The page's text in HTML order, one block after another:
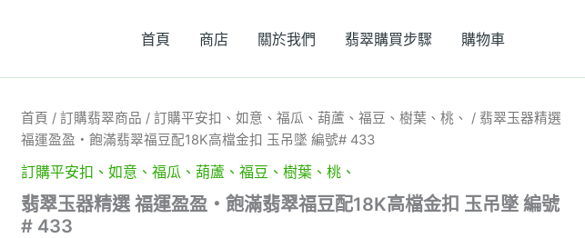
首頁 商店 關於我們 翡翠購買步驟 購物車
首頁 /訂購翡翠商品 /訂購平安扣、如意、福瓜、葫蘆、福豆、樹葉、桃、
/ 翡翠玉器精選
福運盈盈・飽滿翡翠福豆配18K高檔金扣 玉吊墜 編號# 433
訂購平安扣、如意、福瓜、葫蘆、福豆、樹葉、桃、
翡翠玉器精選 福運盈盈・飽滿翡翠福豆配18K高檔金扣 玉吊墜 編號
# 433
翡
翠
玉
器
選
福